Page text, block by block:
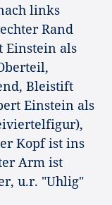
links
Rand
Einstein als
Bleistift
Einstein als
Kopf ist ins
Arm ist
u.r. "Uhlig"